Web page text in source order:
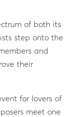
of both its
step onto the
and
their
for lovers of
meet one